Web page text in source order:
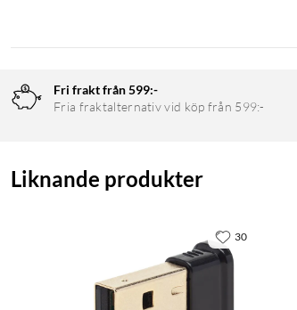
Fri frakt från 599:-
Fria fraktalternativ vid köp från 599:-
Liknande produkter
30